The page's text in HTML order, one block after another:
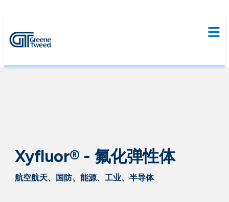
Xyfluor® - 氟化弹性体
航空航天、国防、能源、工业、半导体